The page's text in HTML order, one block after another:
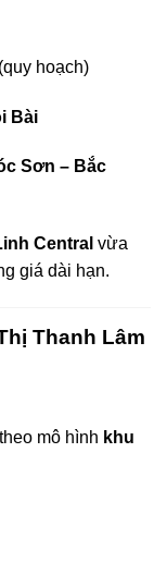
hoạch)
Bài
Sơn – Bắc
Central vừa
giá dài hạn.
Thanh Lâm
mô hình khu